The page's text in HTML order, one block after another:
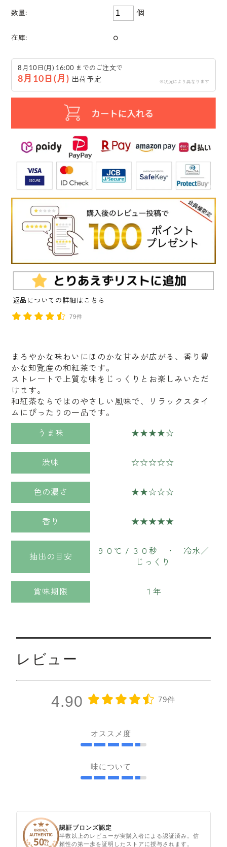
数量: 個
在庫: ○
8月10日(月) 16:00 までのご注文で
8月10日(月) 出荷予定
返品についての詳細はこちら
79件
まろやかな味わいにほのかな甘みが広がる、香り豊
かな知覧産の和紅茶です。
ストレートで上質な味をじっくりとお楽しみいただ
けます。
和紅茶ならではのやさしい風味で、リラックスタイ
ムにぴったりの一品です。
うま味 ★★★★☆
渋味 ☆☆☆☆☆
色の濃さ ★★☆☆☆
香り ★★★★★
抽出の目安
９０℃ / ３０秒 ・ 冷水／
じっくり
賞味期限 １年
レビュー
4.90 79件
オススメ度
味について
認証ブロンズ認定
半数以上のレビューが実購入者による認証済み。信
頼性の第一歩を証明したストアに授与されます。